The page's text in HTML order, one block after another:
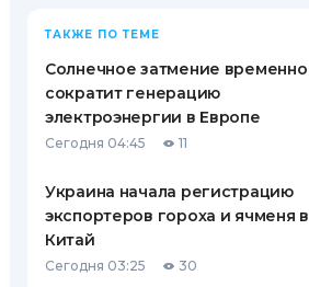
ТАКЖЕ ПО ТЕМЕ
Солнечное затмение временно
сократит генерацию
электроэнергии в Европе
Сегодня 04:45 11
Украина начала регистрацию
экспортеров гороха и ячменя в
Китай
Сегодня 03:25 30